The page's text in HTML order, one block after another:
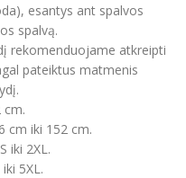
esantys ant spalvos
spalvą.
rekomenduojame atkreipti
pateiktus matmenis
cm.
cm iki 152 cm.
iki 2XL.
5XL.